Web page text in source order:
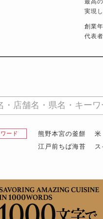
実現
創業
代表
ード 熊野本宮の釜餅 米
江戸前ちば海苔